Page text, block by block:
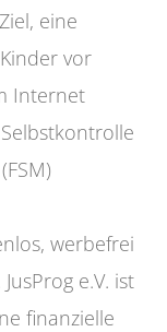
eine
vor
Internet
werbefrei
e.V. ist
finanzielle